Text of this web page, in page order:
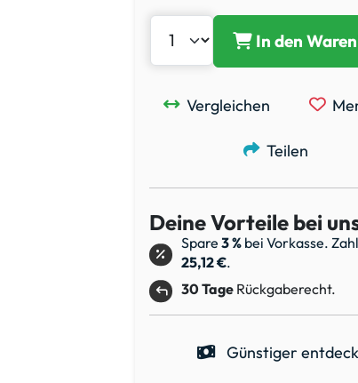
In den
Vergleichen
Teilen
Deine Vorteile bei
Spare 3 % bei Vorkasse.
25,12 €.
30 Tage Rückgaberecht.
Günstiger